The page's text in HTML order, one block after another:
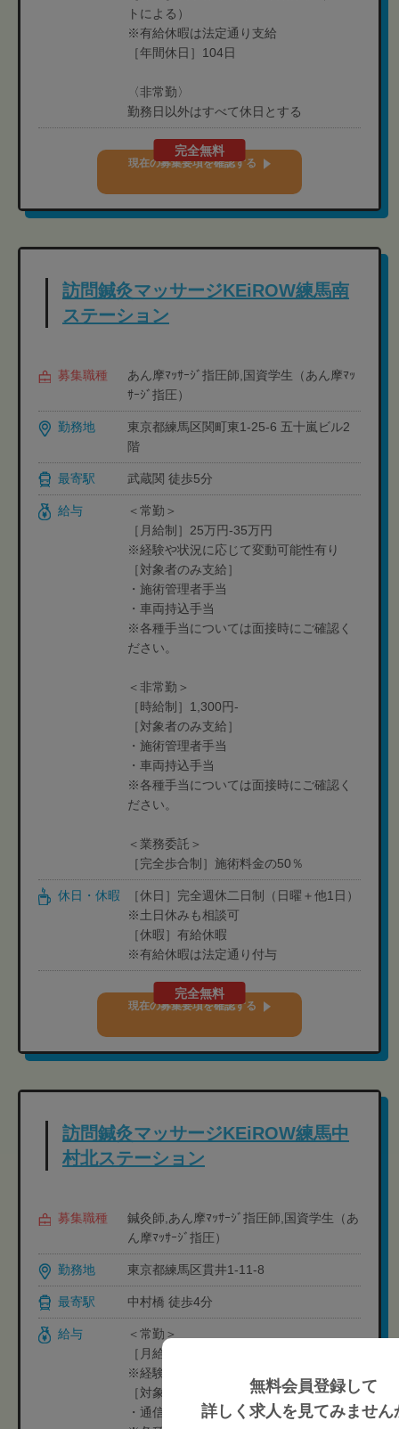
トによる）
※有給休暇は法定通り支給
［年間休日］104日
〈非常勤〉
勤務日以外はすべて休日とする
完全無料
現在の募集要項を確認する
訪問鍼灸マッサージKEiROW練馬南
ステーション
募集職種
あん摩ﾏｯｻｰｼﾞ指圧師,国資学生（あん摩ﾏｯ
ｻｰｼﾞ指圧）
勤務地
東京都練馬区関町東1-25-6 五十嵐ビル2
階
最寄駅 武蔵関 徒歩5分
給与
＜常勤＞
［月給制］25万円-35万円
※経験や状況に応じて変動可能性有り
［対象者のみ支給］
・施術管理者手当
・車両持込手当
※各種手当については面接時にご確認く
ださい。
＜非常勤＞
［時給制］1,300円-
［対象者のみ支給］
・施術管理者手当
・車両持込手当
※各種手当については面接時にご確認く
ださい。
＜業務委託＞
［完全歩合制］施術料金の50％
休日・休暇
［休日］完全週休二日制（日曜＋他1日）
※土日休みも相談可
［休暇］有給休暇
※有給休暇は法定通り付与
完全無料
現在の募集要項を確認する
訪問鍼灸マッサージKEiROW練馬中
村北ステーション
募集職種
鍼灸師,あん摩ﾏｯｻｰｼﾞ指圧師,国資学生（あ
ん摩ﾏｯｻｰｼﾞ指圧）
勤務地 東京都練馬区貫井1-11-8
最寄駅 中村橋 徒歩4分
給与
＜常勤＞
［月給制］24万円-32万円
※経験や状況に応じて変動可能性有り
［対象者のみ支給］
・通信手当:1,000円/月
無料会員登録して
詳しく求人を見てみません